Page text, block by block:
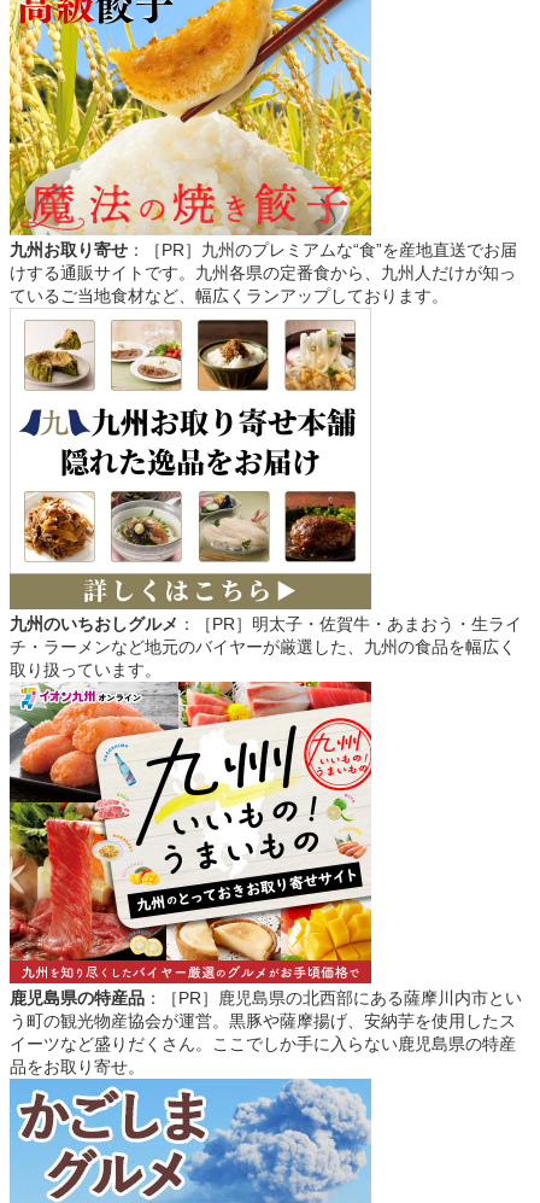
九州お取り寄せ ：［PR］九州のプレミアムな“食”を産地直送でお届
けする通販サイトです。九州各県の定番食から、九州人だけが知っ
ているご当地食材など、幅広くランアップしております。
九州のいちおしグルメ ：［PR］明太子・佐賀牛・あまおう・生ライ
チ・ラーメンなど地元のバイヤーが厳選した、九州の食品を幅広く
取り扱っています。
鹿児島県の特産品 ：［PR］鹿児島県の北西部にある薩摩川内市とい
う町の観光物産協会が運営。黒豚や薩摩揚げ、安納芋を使用したス
イーツなど盛りだくさん。ここでしか手に入らない鹿児島県の特産
品をお取り寄せ。